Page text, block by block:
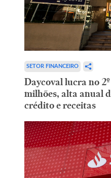
SETOR FINANCEIRO
Daycoval lucra no
milhões, alta anual
crédito e receitas